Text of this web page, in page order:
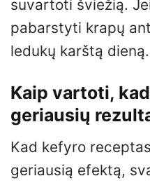
suvartoti šviežią.
pabarstyti krapų
ledukų karštą dieną.
Kaip vartoti,
geriausių
Kad kefyro
geriausią efektą,